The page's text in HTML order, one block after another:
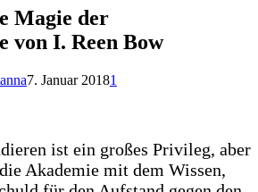
Magie der
von I. Reen Bow
7. Januar 20181
ist ein großes Privileg, aber
Akademie mit dem Wissen,